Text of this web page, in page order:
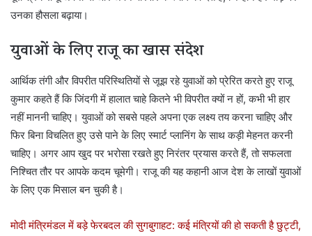
उनका हौसला बढ़ाया।
युवाओं के लिए राजू का खास संदेश
आर्थिक तंगी और विपरीत परिस्थितियों से जूझ रहे युवाओं को प्रेरित करते हुए राजू
कुमार कहते हैं कि जिंदगी में हालात चाहे कितने भी विपरीत क्यों न हों, कभी भी हार
नहीं माननी चाहिए। युवाओं को सबसे पहले अपना एक लक्ष्य तय करना चाहिए और
फिर बिना विचलित हुए उसे पाने के लिए स्मार्ट प्लानिंग के साथ कड़ी मेहनत करनी
चाहिए। अगर आप खुद पर भरोसा रखते हुए निरंतर प्रयास करते हैं, तो सफलता
निश्चित तौर पर आपके कदम चूमेगी। राजू की यह कहानी आज देश के लाखों युवाओं
के लिए एक मिसाल बन चुकी है।
मोदी मंत्रिमंडल में बड़े फेरबदल की सुगबुगाहट: कई मंत्रियों की हो सकती है छुट्टी,